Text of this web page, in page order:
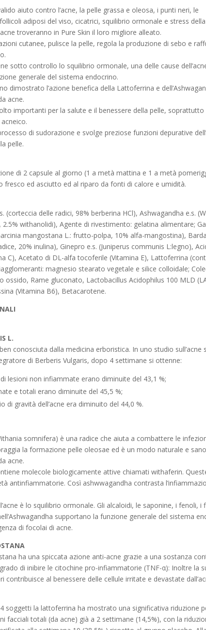
aiuto contro l’acne, la pelle grassa e oleosa, i punti neri, le
adiposi del viso, cicatrici, squilibrio ormonale e stress
troveranno in Pure Skin il loro migliore alleato.
cutanee, pulisce la pelle, regola la produzione di sebo e
sotto controllo lo squilibrio ormonale, una delle cause
generale del sistema endocrino.
dimostrato l’azione benefica della Lattoferrina e
acne.
importanti per la salute e il benessere della pelle, soprattutto
di sudorazione e svolge preziose funzioni depurative
pelle.
di 2 capsule al giorno (1 a metà mattina e 1 a metà
fresco ed asciutto ed al riparo da fonti di calore e umidità.
(corteccia delle radici, 98% berberina HCl), Ashwagandha e.s.
2.5% withanolidi), Agente di rivestimento: gelatina alimentare;
mangostana L.: frutto-polpa, 10% alfa-mangostina),
20% inulina), Ginepro e.s. (Juniperus communis L:legno),
C), Acetato di DL-alfa tocoferile (Vitamina E), Lattoferrina
magnesio stearato vegetale e silice colloidale;
ossido, Rame gluconato, Lactobacillus Acidophilus 100 MLD
(Vitamina B6), Betacarotene.
L.
conosciuta dalla medicina erboristica. In uno studio sull’acne
di Berberis Vulgaris, dopo 4 settimane si ottenne:
lesioni non infiammate erano diminuite del 43,1 %;
e totali erano diminuite del 45,5 %;
di gravità dell’acne era diminuito del 44,0 %.
somnifera) è una radice che aiuta a combattere le
la formazione pelle oleosae ed è un modo naturale e
acne.
molecole biologicamente attive chiamati withaferin.
antinfiammatorie. Così ashwwagandha contrasta
è lo squilibrio ormonale. Gli alcaloidi, le saponine, i fenoli, i
supportano la funzione generale del sistema
di focolai di acne.
ha una spiccata azione anti-acne grazie a una sostanza
di inibire le citochine pro-infiammatorie (TNF-α): Inoltre la
contribuisce al benessere delle cellule irritate e devastate
soggetti la lattoferrina ha mostrato una significativa riduzione
facciali totali (da acne) già a 2 settimane (14,5%), con la